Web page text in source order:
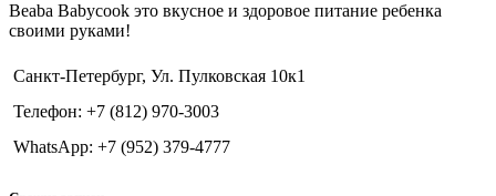
Beaba Babycook это вкусное и здоровое питание ребенка
своими руками!
Санкт-Петербург, Ул. Пулковская 10к1
Телефон: +7 (812) 970-3003
WhatsApp: +7 (952) 379-4777